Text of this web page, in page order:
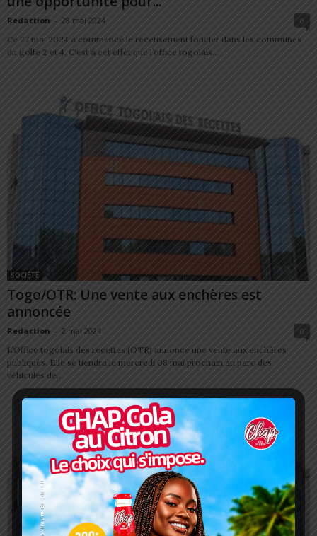
Redaction - 28 mai 2024
0
Ce 27 mai 2024 a commencé le recensement foncier dans les communes
du golfe 2 et 4. C'est à cet effet que l’office togolais...
SOCIÉTÉ
Togo/OTR: Une vente aux enchères est
annoncée
Redaction - 2 mai 2024
0
L’Office togolais des recettes (OTR) annonce une vente aux enchères
publiques. Elle se tiendra le mercredi 08 mai prochain au parc des
véhicules de...